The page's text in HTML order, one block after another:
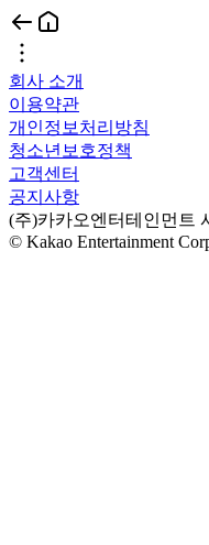
회사 소개
이용약관
개인정보처리방침
청소년보호정책
고객센터
공지사항
(주)카카오엔터테인먼트
© Kakao Entertainment